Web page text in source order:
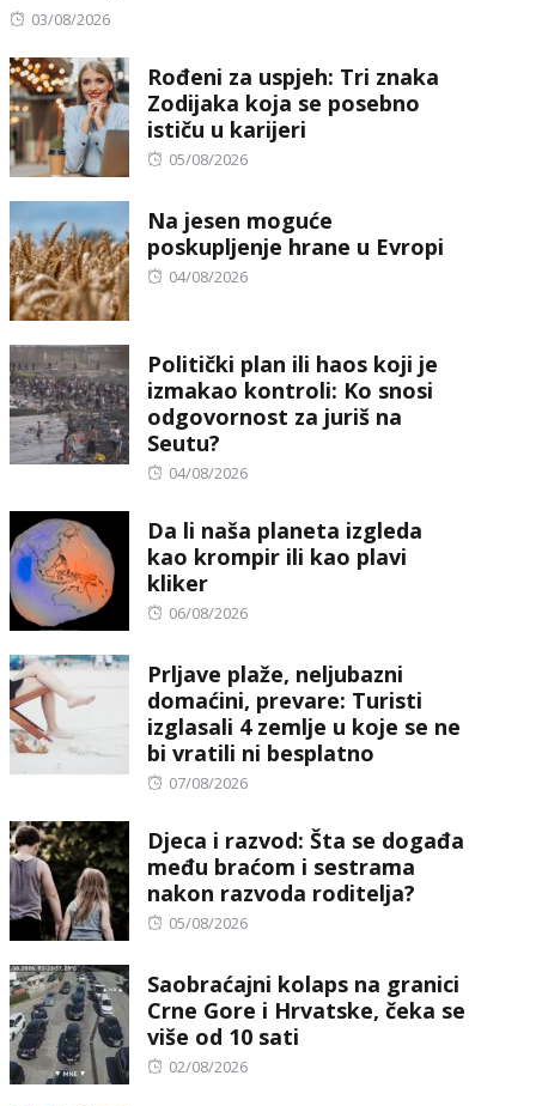
Posted
03/08/2026
Rođeni za uspjeh: Tri znaka
Zodijaka koja se posebno
ističu u karijeri
Posted
05/08/2026
Na jesen moguće
poskupljenje hrane u Evropi
Posted
04/08/2026
Politički plan ili haos koji je
izmakao kontroli: Ko snosi
odgovornost za juriš na
Seutu?
Posted
04/08/2026
Da li naša planeta izgleda
kao krompir ili kao plavi
kliker
Posted
06/08/2026
Prljave plaže, neljubazni
domaćini, prevare: Turisti
izglasali 4 zemlje u koje se ne
bi vratili ni besplatno
Posted
07/08/2026
Djeca i razvod: Šta se događa
među braćom i sestrama
nakon razvoda roditelja?
Posted
05/08/2026
Saobraćajni kolaps na granici
Crne Gore i Hrvatske, čeka se
više od 10 sati
Posted
02/08/2026